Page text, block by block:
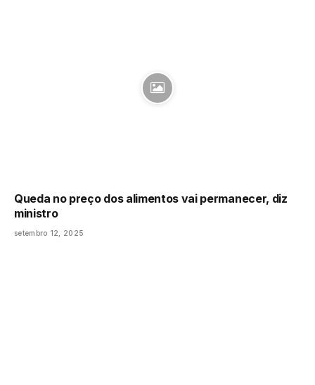
Queda no preço dos alimentos vai permanecer, diz
ministro
setembro 12, 2025